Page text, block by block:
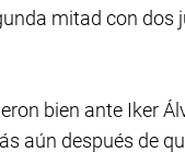
mitad con dos
bien ante Iker
aún después de